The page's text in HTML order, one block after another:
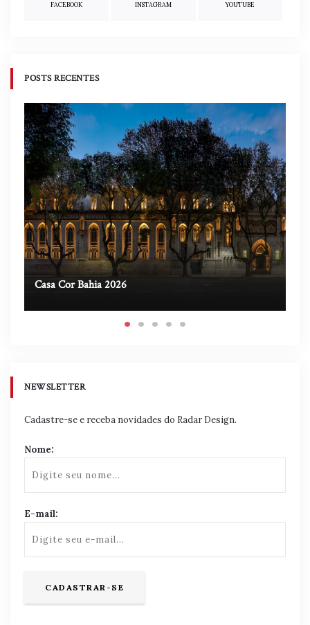
FACEBOOK INSTAGRAM YOUTUBE
POSTS RECENTES
Casa Cor Bahia 2026
NEWSLETTER
Cadastre-se e receba novidades do Radar Design.
Nome:
E-mail: